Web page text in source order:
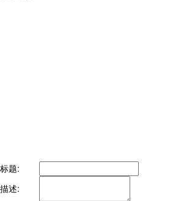
标题:
描述: